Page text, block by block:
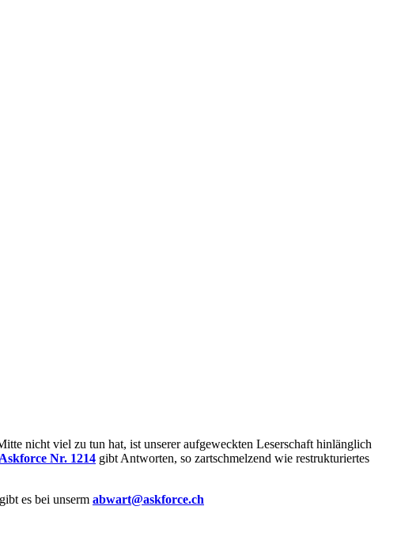
nicht viel zu tun hat, ist unserer aufgeweckten Leserschaft hinlänglich
Askforce Nr. 1214 gibt Antworten, so zartschmelzend wie restrukturiertes
es bei unserm abwart@askforce.ch